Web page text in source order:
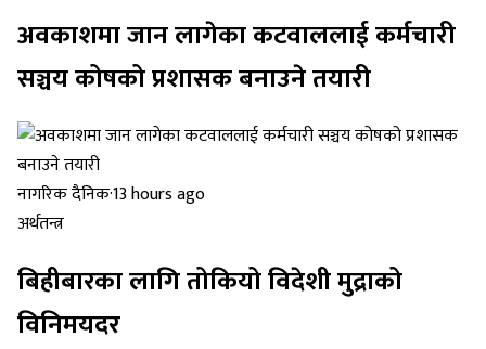
अवकाशमा जान लागेका कटवाललाई कर्मचारी
सञ्चय कोषको प्रशासक बनाउने तयारी
नागरिक दैनिक·13 hours ago
अर्थतन्त्र
बिहीबारका लागि तोकियो विदेशी मुद्राको
विनिमयदर